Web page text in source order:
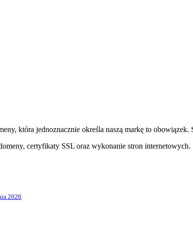
która jednoznacznie określa naszą markę to
certyfikaty SSL oraz wykonanie stron internetowych.
2026